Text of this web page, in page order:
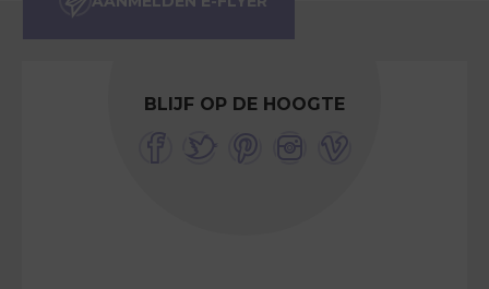
BLIJF OP DE HOOGTE